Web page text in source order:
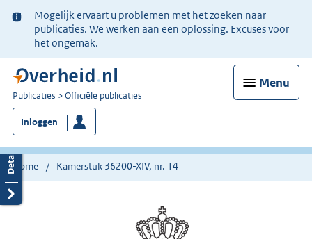
Ter
informatie:
Mogelijk ervaart u problemen met het zoeken naar
publicaties. We werken aan een oplossing. Excuses voor
het ongemak.
Menu
U
bent
nu
hier:
Publicaties Officiële publicaties
Inloggen
Home Kamerstuk 36200-XIV, nr. 14